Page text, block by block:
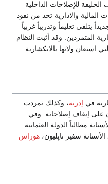
للإصلاحات الداخلية
والادارية تحد من نفوذ
يتلقى تعليماً وتدريباً غربياً
المتمردين. وقد أثبت النظام
استعان ولاتها بالانكشارية
إدرنة، وكذلك تمردت
على إيقاف إصلاحاته. وفي
مطالباً الدولة العثمانية
سفير ناپليون، هوراس